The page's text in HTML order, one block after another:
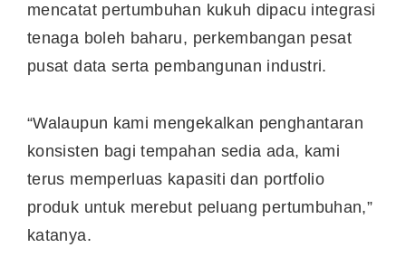
mencatat pertumbuhan kukuh dipacu integrasi
tenaga boleh baharu, perkembangan pesat
pusat data serta pembangunan industri.
“Walaupun kami mengekalkan penghantaran
konsisten bagi tempahan sedia ada, kami
terus memperluas kapasiti dan portfolio
produk untuk merebut peluang pertumbuhan,”
katanya.